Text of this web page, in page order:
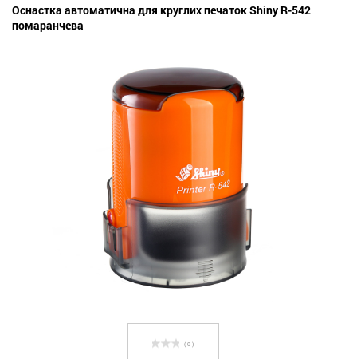
Оснастка автоматична для круглих печаток Shiny R-542
помаранчева
( 0 )